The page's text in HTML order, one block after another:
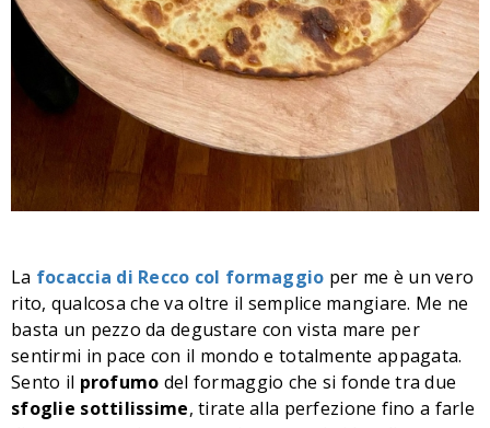
La focaccia di Recco col formaggio per me è un vero
rito, qualcosa che va oltre il semplice mangiare. Me ne
basta un pezzo da degustare con vista mare per
sentirmi in pace con il mondo e totalmente appagata.
Sento il profumo del formaggio che si fonde tra due
sfoglie sottilissime, tirate alla perfezione fino a farle